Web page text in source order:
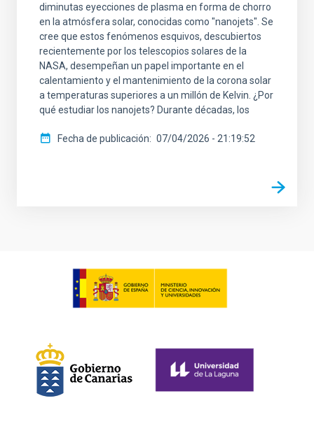
diminutas eyecciones de plasma en forma de chorro
en la atmósfera solar, conocidas como "nanojets". Se
cree que estos fenómenos esquivos, descubiertos
recientemente por los telescopios solares de la
NASA, desempeñan un papel importante en el
calentamiento y el mantenimiento de la corona solar
a temperaturas superiores a un millón de Kelvin. ¿Por
qué estudiar los nanojets? Durante décadas, los
Fecha de publicación 07/04/2026 - 21:19:52